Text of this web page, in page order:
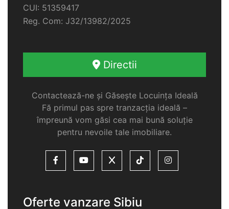
CUI: 51359417
Reg. Com: J32/13982/2025
Directii
Contactează-ne și Găsește Locuința Ideală
Fă primul pas spre tranzacția ideală –
împreună vom găsi cea mai bună soluție
pentru nevoile tale imobiliare.
Oferte vanzare Sibiu